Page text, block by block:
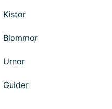
Kistor
Blommor
Urnor
Guider